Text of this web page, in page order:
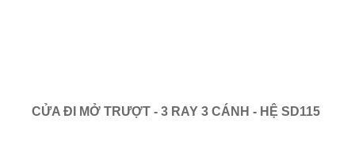
CỬA ĐI MỞ TRƯỢT - 3 RAY 3 CÁNH - HỆ SD115